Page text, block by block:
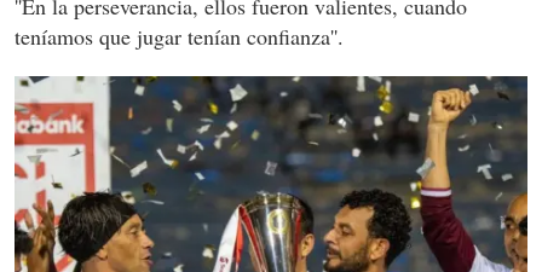
''En la perseverancia, ellos fueron valientes, cuando
teníamos que jugar tenían confianza''.